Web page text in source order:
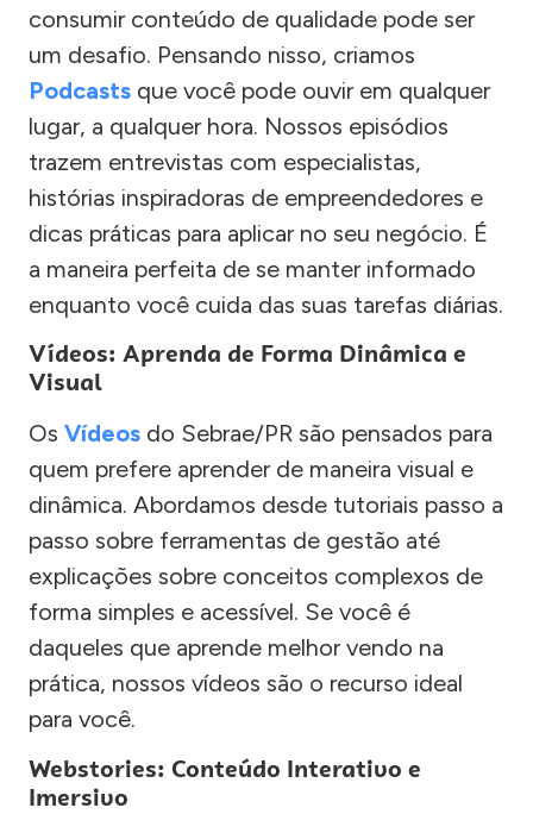
consumir conteúdo de qualidade pode ser
um desafio. Pensando nisso, criamos
Podcasts que você pode ouvir em qualquer
lugar, a qualquer hora. Nossos episódios
trazem entrevistas com especialistas,
histórias inspiradoras de empreendedores e
dicas práticas para aplicar no seu negócio. É
a maneira perfeita de se manter informado
enquanto você cuida das suas tarefas diárias.
Vídeos: Aprenda de Forma Dinâmica e
Visual
Os Vídeos do Sebrae/PR são pensados para
quem prefere aprender de maneira visual e
dinâmica. Abordamos desde tutoriais passo a
passo sobre ferramentas de gestão até
explicações sobre conceitos complexos de
forma simples e acessível. Se você é
daqueles que aprende melhor vendo na
prática, nossos vídeos são o recurso ideal
para você.
Webstories: Conteúdo Interativo e
Imersivo